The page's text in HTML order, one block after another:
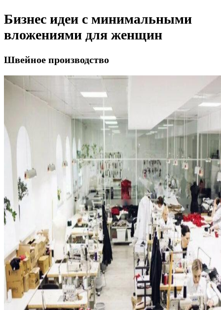
Бизнес идеи с минимальными
вложениями для женщин
Швейное производство